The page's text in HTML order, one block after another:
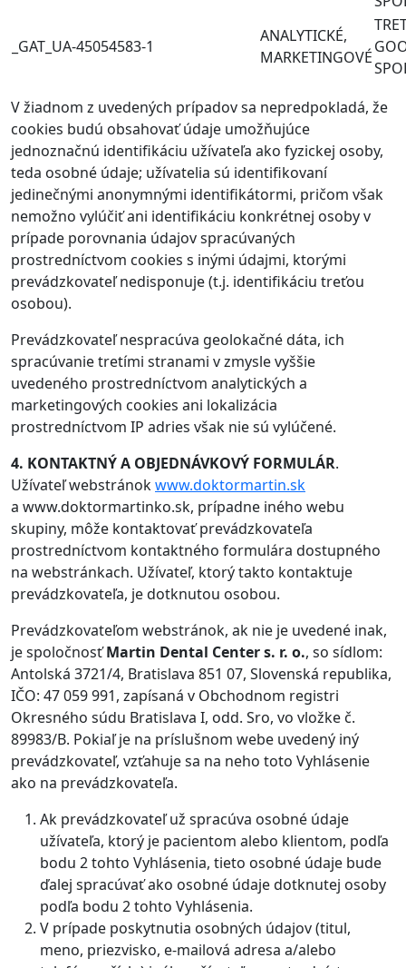
_GAT_UA-45054583-1
ANALYTICKÉ,
MARKETINGOVÉ
V žiadnom z uvedených prípadov sa nepredpokladá, že
cookies budú obsahovať údaje umožňujúce
jednoznačnú identifikáciu užívateľa ako fyzickej osoby,
teda osobné údaje; užívatelia sú identifikovaní
jedinečnými anonymnými identifikátormi, pričom však
nemožno vylúčiť ani identifikáciu konkrétnej osoby v
prípade porovnania údajov spracúvaných
prostredníctvom cookies s inými údajmi, ktorými
prevádzkovateľ nedisponuje (t.j. identifikáciu treťou
osobou).
Prevádzkovateľ nespracúva geolokačné dáta, ich
spracúvanie tretími stranami v zmysle vyššie
uvedeného prostredníctvom analytických a
marketingových cookies ani lokalizácia
prostredníctvom IP adries však nie sú vylúčené.
4. KONTAKTNÝ A OBJEDNÁVKOVÝ FORMULÁR.
Užívateľ webstránokwww.doktormartin.sk
a www.doktormartinko.sk, prípadne iného webu
skupiny, môže kontaktovať prevádzkovateľa
prostredníctvom kontaktného formulára dostupného
na webstránkach. Užívateľ, ktorý takto kontaktuje
prevádzkovateľa, je dotknutou osobou.
Prevádzkovateľom webstránok, ak nie je uvedené inak,
je spoločnosťMartin Dental Center s. r. o., so sídlom:
Antolská 3721/4, Bratislava 851 07, Slovenská republika,
IČO: 47 059 991, zapísaná v Obchodnom registri
Okresného súdu Bratislava I, odd. Sro, vo vložke č.
89983/B. Pokiaľ je na príslušnom webe uvedený iný
prevádzkovateľ, vzťahuje sa na neho toto Vyhlásenie
ako na prevádzkovateľa.
Ak prevádzkovateľ už spracúva osobné údaje
užívateľa, ktorý je pacientom alebo klientom, podľa
bodu 2 tohto Vyhlásenia, tieto osobné údaje bude
ďalej spracúvať ako osobné údaje dotknutej osoby
podľa bodu 2 tohto Vyhlásenia.
V prípade poskytnutia osobných údajov (titul,
meno, priezvisko, e-mailová adresa a/alebo